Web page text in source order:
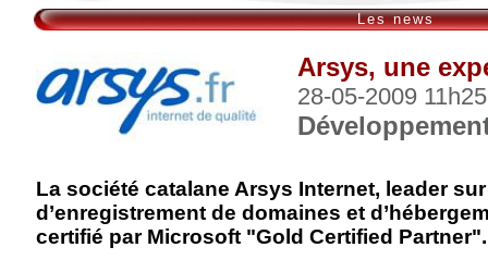
Les news
Arsys, une
28-05-2009 11h25
La société catalane Arsys Internet, leader
d’enregistrement de domaines et
certifié par Microsoft "Gold Certified Partner".